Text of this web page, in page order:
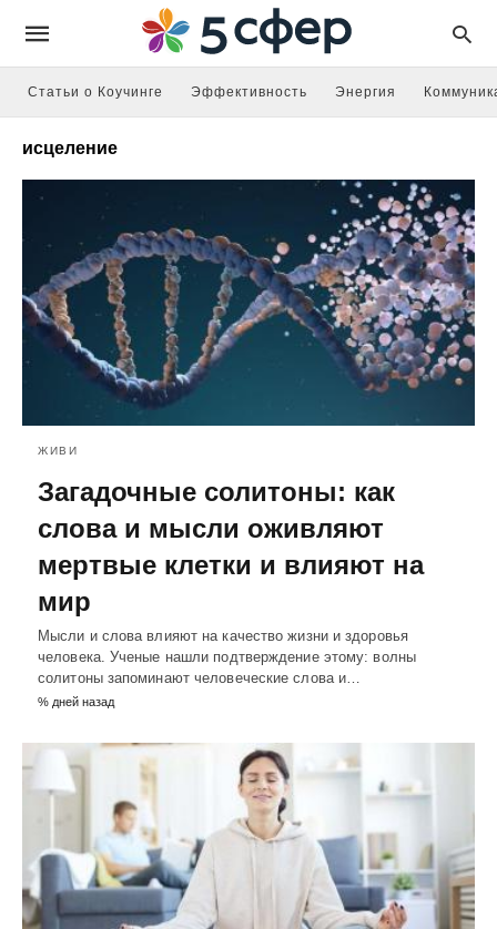
Статьи о Коучинге Эффективность Энергия
исцеление
ЖИВИ
Загадочные солитоны: как
слова и мысли оживляют
мертвые клетки и влияют на
мир
Мысли и слова влияют на качество жизни и здоровья
человека. Ученые нашли подтверждение этому: волны
солитоны запоминают человеческие слова и…
% дней назад